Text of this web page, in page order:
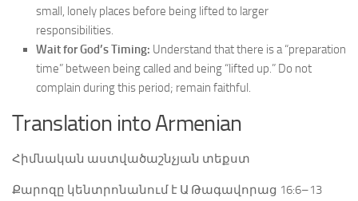
small, lonely places before being lifted to larger
responsibilities.
Wait for God’s Timing: Understand that there is a “preparation
time” between being called and being “lifted up.” Do not
complain during this period; remain faithful.
Translation into Armenian
Հիմնական աստվածաշնչյան տեքստ
Քարոզը կենտրոնանում է Ա Թագավորաց 16:6–13